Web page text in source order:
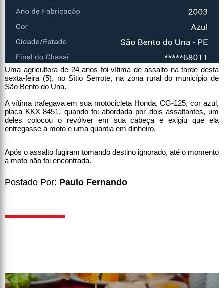
Uma agricultora de 24 anos foi vítima de assalto na tarde desta
sexta-feira (5), no Sítio Serrote, na zona rural do município de
São Bento do Una.
A vítima trafegava em sua motocicleta Honda, CG-125, cor azul,
placa KKX-8451, quando foi abordada por dois assaltantes, um
deles colocou o revólver em sua cabeça e exigiu que ela
entregasse a moto e uma quantia em dinheiro.
Após o assalto fugiram tomando destino ignorado, até o momento
a moto não foi encontrada.
Postado Por: Paulo Fernando